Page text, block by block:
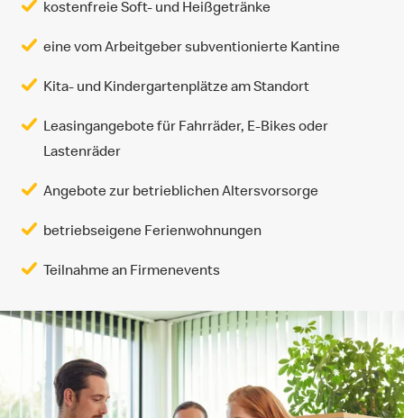
kostenfreie Soft- und Heißgetränke
eine vom Arbeitgeber subventionierte Kantine
Kita- und Kindergartenplätze am Standort
Leasingangebote für Fahrräder, E-Bikes oder
Lastenräder
Angebote zur betrieblichen Altersvorsorge
betriebseigene Ferienwohnungen
Teilnahme an Firmenevents